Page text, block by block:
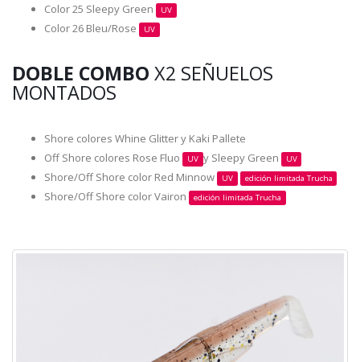
Color 25 Sleepy Green UV
Color 26 Bleu/Rose UV
DOBLE COMBO X2 SEÑUELOS
MONTADOS
Shore colores Whine Glitter y Kaki Pallete
Off Shore colores Rose Fluo
UV y Sleepy Green UV
Shore/Off Shore color Red Minnow UV edición limitada Trucha
Shore/Off Shore color Vairon edición limitada Trucha